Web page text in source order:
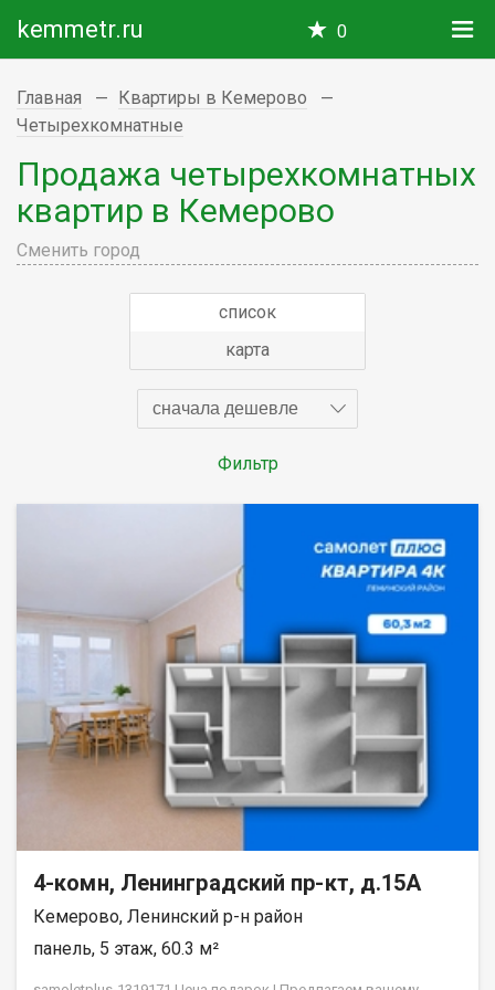
kemmetr.ru 0
Главная
Квартиры в Кемерово
Четырехкомнатные
Продажа четырехкомнатных
квартир в Кемерово
Сменить город
список
карта
сначала дешевле
Фильтр
4-комн, Ленинградский пр-кт, д.15А
Кемерово, Ленинский р-н район
панель, 5 этаж, 60.3 м²